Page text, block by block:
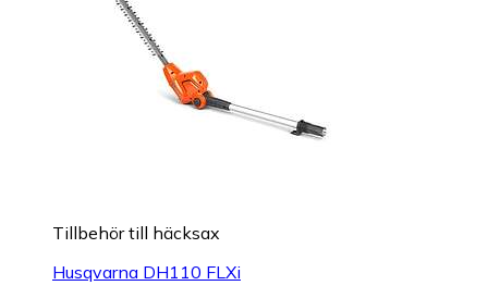
Tillbehör till häcksax
Husqvarna DH110 FLXi